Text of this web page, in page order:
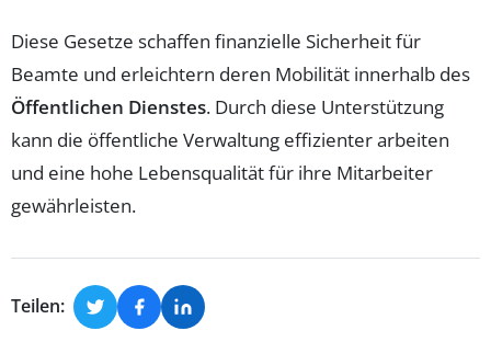
Diese Gesetze schaffen finanzielle Sicherheit für
Beamte und erleichtern deren Mobilität innerhalb des
Öffentlichen Dienstes. Durch diese Unterstützung
kann die öffentliche Verwaltung effizienter arbeiten
und eine hohe Lebensqualität für ihre Mitarbeiter
gewährleisten.
Teilen: